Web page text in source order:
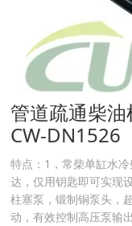
管道疏通柴
CW-DN1526
特点：1，常柴单缸水
达，仅用钥匙即可实现
柱塞泵，锻制铜泵头，
动，有效控制高压泵输